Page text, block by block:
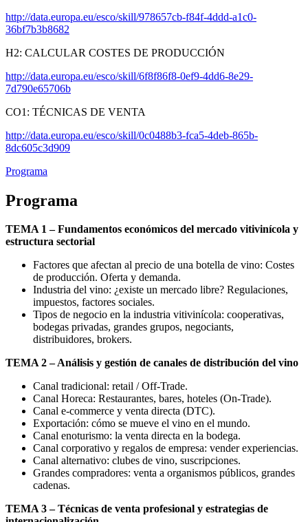
http://data.europa.eu/esco/skill/978657cb-f84f-4ddd-a1c0-
36bf7b3b8682
H2: CALCULAR COSTES DE PRODUCCIÓN
http://data.europa.eu/esco/skill/6f8f86f8-0ef9-4dd6-8e29-
7d790e65706b
CO1: TÉCNICAS DE VENTA
http://data.europa.eu/esco/skill/0c0488b3-fca5-4deb-865b-
8dc605c3d909
Programa
Programa
TEMA 1 – Fundamentos económicos del mercado vitivinícola y
estructura sectorial
Factores que afectan al precio de una botella de vino: Costes
de producción. Oferta y demanda.
Industria del vino: ¿existe un mercado libre? Regulaciones,
impuestos, factores sociales.
Tipos de negocio en la industria vitivinícola: cooperativas,
bodegas privadas, grandes grupos, negociants,
distribuidores, brokers.
TEMA 2 – Análisis y gestión de canales de distribución del vino
Canal tradicional: retail / Off-Trade.
Canal Horeca: Restaurantes, bares, hoteles (On-Trade).
Canal e-commerce y venta directa (DTC).
Exportación: cómo se mueve el vino en el mundo.
Canal enoturismo: la venta directa en la bodega.
Canal corporativo y regalos de empresa: vender experiencias.
Canal alternativo: clubes de vino, suscripciones.
Grandes compradores: venta a organismos públicos, grandes
cadenas.
TEMA 3 – Técnicas de venta profesional y estrategias de